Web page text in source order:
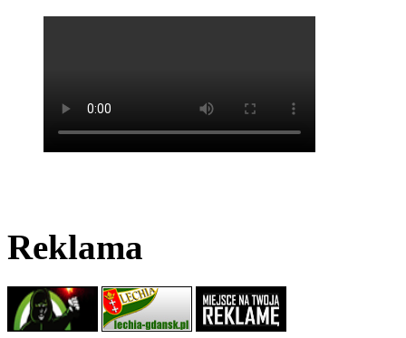
Reklama